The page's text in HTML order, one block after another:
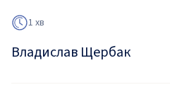
1 хв
Владислав Щербак